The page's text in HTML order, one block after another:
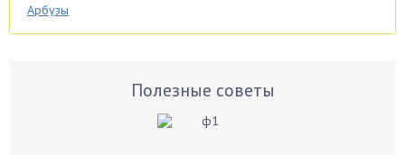
Арбузы
Аспарагус
Полезные советы